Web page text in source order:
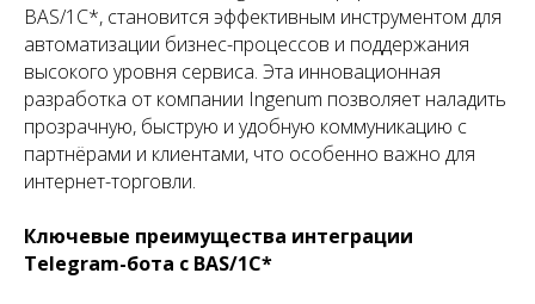
BAS/1С*, становится эффективным инструментом для
автоматизации бизнес-процессов и поддержания
высокого уровня сервиса. Эта инновационная
разработка от компании Ingenum позволяет наладить
прозрачную, быструю и удобную коммуникацию с
партнёрами и клиентами, что особенно важно для
интернет-торговли.
Ключевые преимущества интеграции
Telegram-бота с BAS/1С*